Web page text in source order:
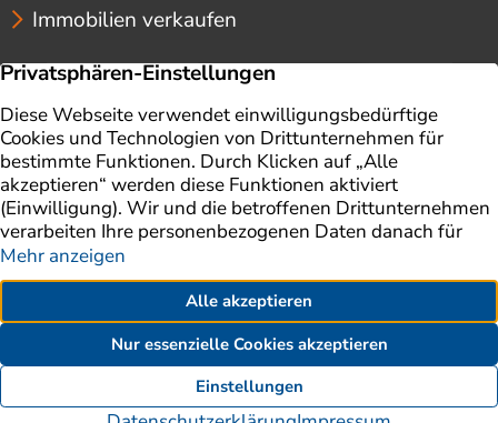
06241 841 1900 Kontakt
Immobilien verkaufen
Unternehmen
Immobilie verkaufen
Ratgeber
Immobilienbewertung
Impressum
Aktuelles
Datenschutz
Finanzierung
AGB
Referenzen
Erklärung zur Barrierefreiheit